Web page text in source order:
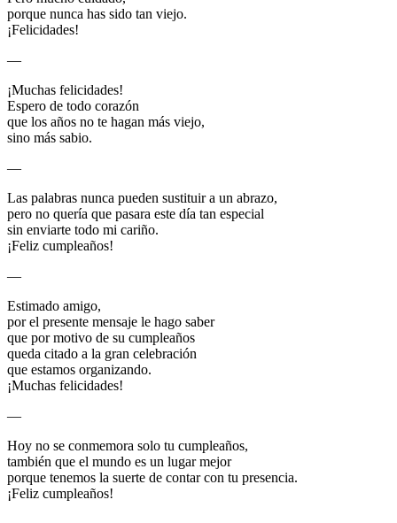
porque nunca has sido tan viejo.
¡Felicidades!
—
¡Muchas felicidades!
Espero de todo corazón
que los años no te hagan más viejo,
sino más sabio.
—
Las palabras nunca pueden sustituir a un abrazo,
pero no quería que pasara este día tan especial
sin enviarte todo mi cariño.
¡Feliz cumpleaños!
—
Estimado amigo,
por el presente mensaje le hago saber
que por motivo de su cumpleaños
queda citado a la gran celebración
que estamos organizando.
¡Muchas felicidades!
—
Hoy no se conmemora solo tu cumpleaños,
también que el mundo es un lugar mejor
porque tenemos la suerte de contar con tu presencia.
¡Feliz cumpleaños!